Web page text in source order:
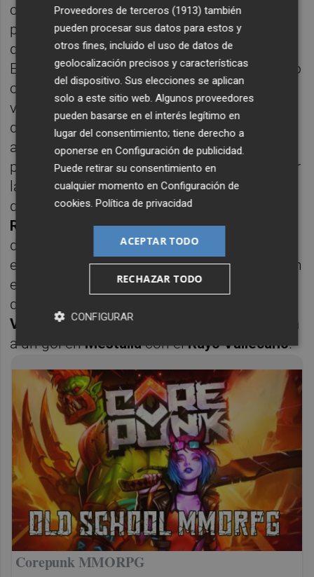
caso que nos ocupa, el Elche ha ganado dos
partidos y perdido otros tantos, mientras
que Levante y Mallorca han ganado uno (al
Elche), perdido otro (con el Elche), empatado
otro (igualaron el encuentro de la primera
vuelta) y tiene pendiente disputar el choque
de la segunda vuelta. Por delante de los
anteriores quedan en la clasificación con 40
puntos elDeportivo Alavés, tras derrotar por
la mínima alFC Barcelona, y elGirona FC
que empataba a un gol enMontilivi
Real Sociedad; con 42 elRCD Espanyol
derrotaba dos a cero con elAthletic Club
el
CA Osasuna, que perdía por uno a dos con
el
Atlético de Madrid; y con 43 el
que ganaba por dos a tres en
Villarreal CF, y elValencia CF
, que empataba
a un gol enMestallacon elRayo Vallecano.
Corepunk MMORPG
Proveedores de terceros (1913) también
pueden procesar sus datos para estos y
otros fines, incluido el uso de datos de
geolocalización precisos y características
del dispositivo. Sus elecciones se aplican
solo a este sitio web. Algunos proveedores
pueden basarse en el interés legítimo en
lugar del consentimiento; tiene derecho a
oponerse enConfiguración de publicidad
Puede retirar su consentimiento en
cualquier momento enConfiguración de
cookies .Política de privacidad
ACEPTAR TODO
RECHAZAR TODO
CONFIGURAR